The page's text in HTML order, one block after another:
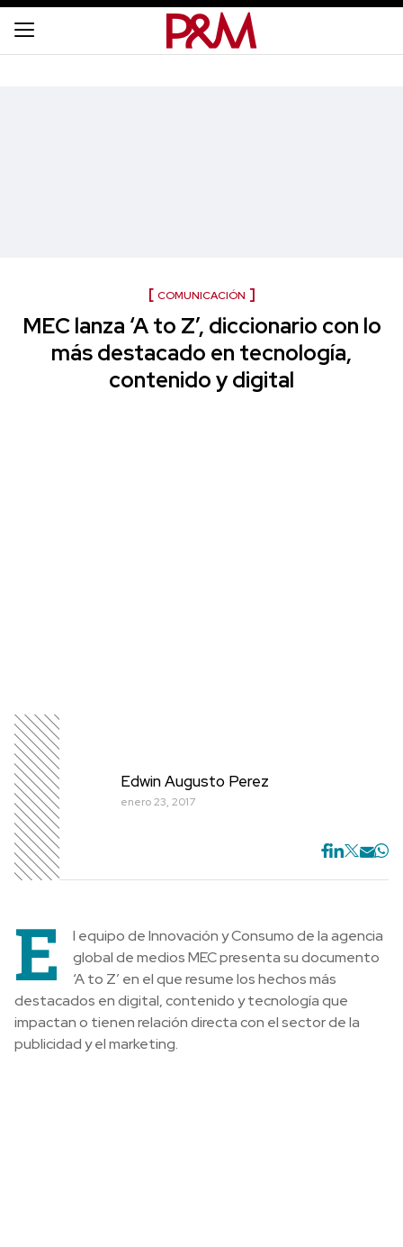
COMUNICACIÓN
MEC lanza ‘A to Z’, diccionario con lo
más destacado en tecnología,
contenido y digital
Edwin Augusto Perez
enero 23, 2017
E
l equipo de Innovación y Consumo de la agencia
global de medios MEC presenta su documento
‘A to Z’ en el que resume los hechos más
destacados en digital, contenido y tecnología que
impactan o tienen relación directa con el sector de la
publicidad y el marketing.